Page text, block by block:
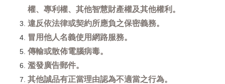
權、專利權、其他智慧財產權及其他權利。
違反依法律或契約所應負之保密義務。
冒用他人名義使用網路服務。
傳輸或散佈電腦病毒。
濫發廣告郵件。
其他誠品有正當理由認為不適當之行為。